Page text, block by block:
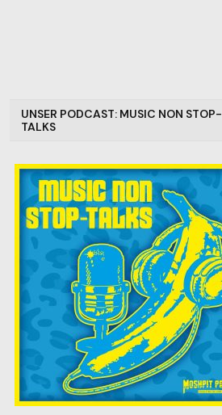
UNSER PODCAST: MUSIC NON STOP-
TALKS